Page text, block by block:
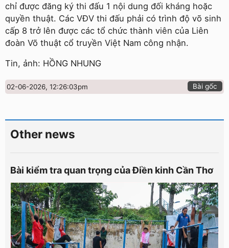
chỉ được đăng ký thi đấu 1 nội dung đối kháng hoặc
quyền thuật. Các VĐV thi đấu phải có trình độ võ sinh
cấp 8 trở lên được các tổ chức thành viên của Liên
đoàn Võ thuật cổ truyền Việt Nam công nhận.
Tin, ảnh: HỒNG NHUNG
02-06-2026, 12:26:03pm Bài gốc
Other news
Bài kiểm tra quan trọng của Điền kinh Cần Thơ